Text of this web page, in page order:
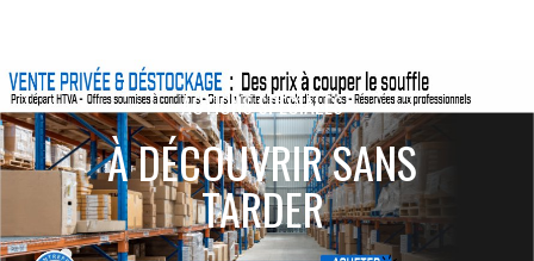
ACTIONS SPÉCIALES
À DÉCOUVRIR SANS
TARDER